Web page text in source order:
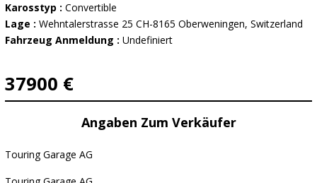
Karosstyp : Convertible
Lage : Wehntalerstrasse 25 CH-8165 Oberweningen, Switzerland
Fahrzeug Anmeldung : Undefiniert
37900 €
Angaben Zum Verkäufer
Touring Garage AG